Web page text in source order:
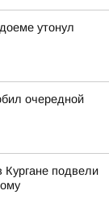
утонул
очередной
подвели